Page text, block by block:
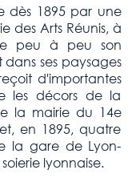
dès 1895 par une
des Arts Réunis, à
peu à peu son
ses paysages
d'importantes
les décors de la
la mairie du 14e
en 1895, quatre
la gare de Lyon-
lyonnaise.